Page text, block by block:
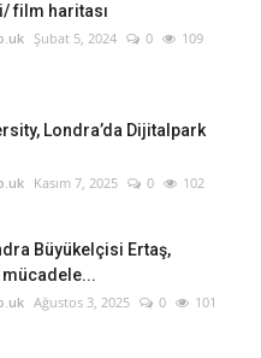
film haritası
Şubat 5, 2024 0 109
Londra’da Dijitalpark
Kasım 7, 2025 0 102
Büyükelçisi Ertaş,
Ağustos 3, 2025 0 101